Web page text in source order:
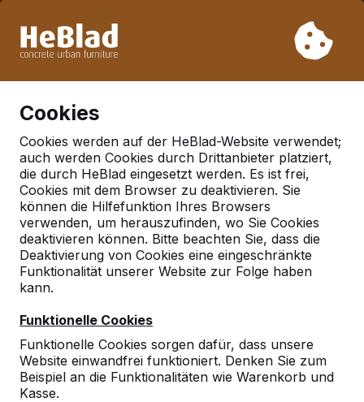
Woche 33 nicht. Bitte berücksichtigen Sie daher längere
Cookies
Cookies werden auf der HeBlad-Website verwendet;
auch werden Cookies durch Drittanbieter platziert,
die durch HeBlad eingesetzt werden. Es ist frei,
Cookies mit dem Browser zu deaktivieren. Sie
können die Hilfefunktion Ihres Browsers
verwenden, um herauszufinden, wo Sie Cookies
deaktivieren können. Bitte beachten Sie, dass die
Deaktivierung von Cookies eine eingeschränkte
Funktionalität unserer Website zur Folge haben
kann.
Funktionelle Cookies
Funktionelle Cookies sorgen dafür, dass unsere
Website einwandfrei funktioniert. Denken Sie zum
Beispiel an die Funktionalitäten wie Warenkorb und
Kasse.
Deutschland
Referenties in:
Langerwehe